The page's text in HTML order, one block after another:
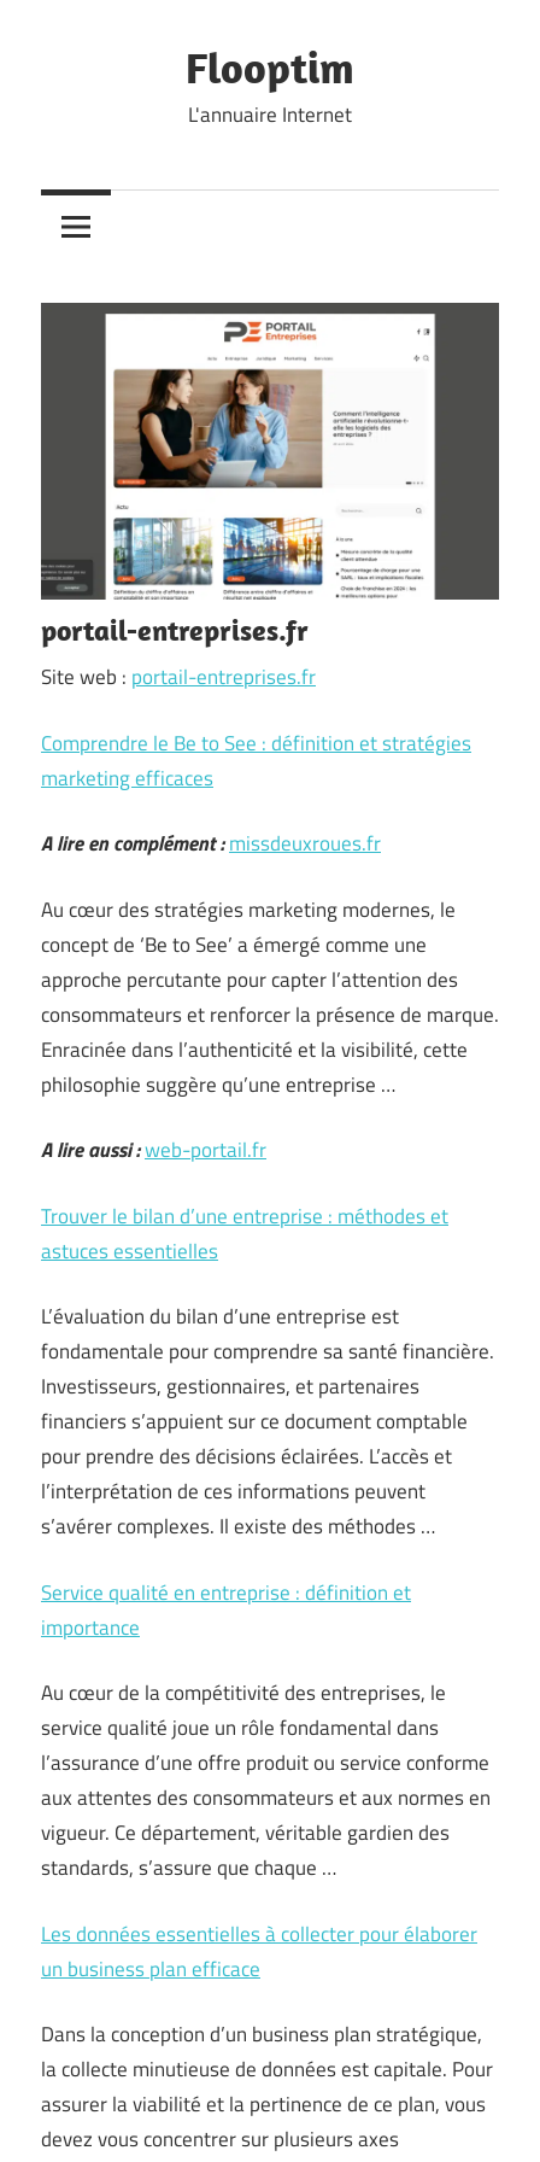
Flooptim
L'annuaire Internet
portail-entreprises.fr
Site web : portail-entreprises.fr
Comprendre le Be to See : définition et stratégies
marketing efficaces
A lire en complément :missdeuxroues.fr
Au cœur des stratégies marketing modernes, le
concept de ‘Be to See’ a émergé comme une
approche percutante pour capter l’attention des
consommateurs et renforcer la présence de marque.
Enracinée dans l’authenticité et la visibilité, cette
philosophie suggère qu’une entreprise …
A lire aussi :web-portail.fr
Trouver le bilan d’une entreprise : méthodes et
astuces essentielles
L’évaluation du bilan d’une entreprise est
fondamentale pour comprendre sa santé financière.
Investisseurs, gestionnaires, et partenaires
financiers s’appuient sur ce document comptable
pour prendre des décisions éclairées. L’accès et
l’interprétation de ces informations peuvent
s’avérer complexes. Il existe des méthodes …
Service qualité en entreprise : définition et
importance
Au cœur de la compétitivité des entreprises, le
service qualité joue un rôle fondamental dans
l’assurance d’une offre produit ou service conforme
aux attentes des consommateurs et aux normes en
vigueur. Ce département, véritable gardien des
standards, s’assure que chaque …
Les données essentielles à collecter pour élaborer
un business plan efficace
Dans la conception d’un business plan stratégique,
la collecte minutieuse de données est capitale. Pour
assurer la viabilité et la pertinence de ce plan, vous
devez vous concentrer sur plusieurs axes